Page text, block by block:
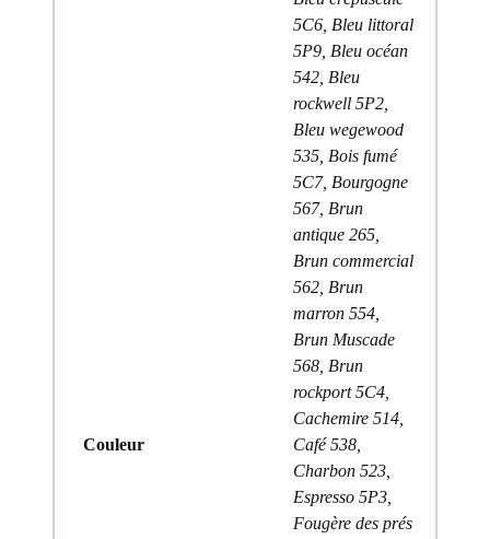
Couleur
5C6, Bleu littoral
5P9, Bleu océan
542, Bleu
rockwell 5P2,
Bleu wegewood
535, Bois fumé
5C7, Bourgogne
567, Brun
antique 265,
Brun commercial
562, Brun
marron 554,
Brun Muscade
568, Brun
rockport 5C4,
Cachemire 514,
Café 538,
Charbon 523,
Espresso 5P3,
Fougère des prés